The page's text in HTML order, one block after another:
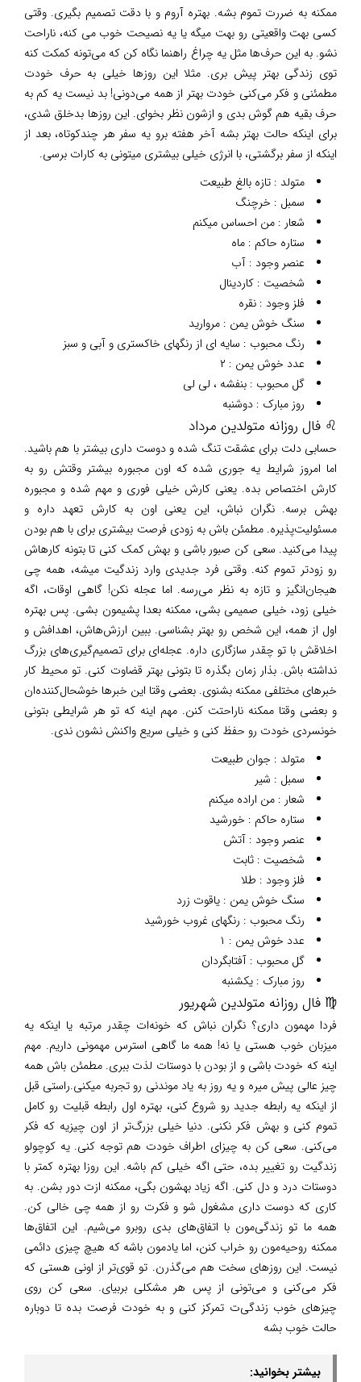
ممکنه به ضررت تموم بشه. بهتره آروم و با دقت تصمیم بگیری. وقتی
کسی بهت واقعیتی رو بهت میگه یا یه نصیحت خوب می کنه، ناراحت
نشو. به این حرف‌ها مثل یه چراغ راهنما نگاه کن که می‌تونه کمکت کنه
توی زندگی بهتر پیش بری. مثلا این روزها خیلی به حرف خودت
مطمئنی و فکر می‌کنی خودت بهتر از همه می‌دونی! بد نیست یه کم به
حرف بقیه هم گوش بدی و ازشون نظر بخوای. این روزها بدخلق شدی،
برای اینکه حالت بهتر بشه آخر هفته برو یه سفر هر چندکوتاه، بعد از
اینکه از سفر برگشتی، با انرژی خیلی بیشتری میتونی به کارات برسی.
متولد : تازه بالغ طبیعت
سمبل : خرچنگ
شعار : من احساس میکنم
ستاره حاکم : ماه
عنصر وجود : آب
شخصیت : کاردینال
فلز وجود : نقره
سنگ خوش یمن : مروارید
رنگ محبوب : سایه ای از رنگهای خاکستری و آبی و سبز
عدد خوش یمن : ۲
گل محبوب : بنفشه ، لی لی
روز مبارک : دوشنبه
♌ فال روزانه متولدین مرداد
حسابی دلت برای عشقت تنگ شده و دوست داری بیشتر با هم باشید.
اما امروز شرایط یه جوری شده که اون مجبوره بیشتر وقتش رو به
کارش اختصاص بده. یعنی کارش خیلی فوری و مهم شده و مجبوره
بهش برسه. نگران نباش، این یعنی اون به کارش تعهد داره و
مسئولیت‌پذیره. مطمئن باش به زودی فرصت بیشتری برای با هم بودن
پیدا می‌کنید. سعی کن صبور باشی و بهش کمک کنی تا بتونه کارهاش
رو زودتر تموم کنه. وقتی فرد جدیدی وارد زندگیت میشه، همه چی
هیجان‌انگیز و تازه به نظر می‌رسه. اما عجله نکن! گاهی اوقات، اگه
خیلی زود، خیلی صمیمی بشی، ممکنه بعدا پشیمون بشی. پس بهتره
اول از همه، این شخص رو بهتر بشناسی. ببین ارزش‌هاش، اهدافش و
اخلاقش با تو چقدر سازگاری داره. عجله‌ای برای تصمیم‌گیری‌های بزرگ
نداشته باش. بذار زمان بگذره تا بتونی بهتر قضاوت کنی. تو محیط کار
خبرهای مختلفی ممکنه بشنوی. بعضی وقتا این خبرها خوشحال‌کننده‌ان
و بعضی وقتا ممکنه ناراحتت کنن. مهم اینه که تو هر شرایطی بتونی
خونسردی خودت رو حفظ کنی و خیلی سریع واکنش نشون ندی.
متولد : جوان طبیعت
سمبل : شیر
شعار : من اراده میکنم
ستاره حاکم : خورشید
عنصر وجود : آتش
شخصیت : ثابت
فلز وجود : طلا
سنگ خوش یمن : یاقوت زرد
رنگ محبوب : رنگهای غروب خورشید
عدد خوش یمن : ۱
گل محبوب : آفتابگردان
روز مبارک : یکشنبه
♍ فال روزانه متولدین شهریور
فردا مهمون داری؟ نگران نباش که خونه‌ات چقدر مرتبه یا اینکه یه
میزبان خوب هستی یا نه! همه ما گاهی استرس مهمونی داریم. مهم
اینه که خودت باشی و از بودن با دوستات لذت ببری. مطمئن باش همه
چیز عالی پیش میره و یه روز به یاد موندنی رو تجربه میکنی.راستی قبل
از اینکه یه رابطه جدید رو شروع کنی، بهتره اول رابطه قبلیت رو کامل
تموم کنی و بهش فکر نکنی. دنیا خیلی بزرگ‌تر از اون چیزیه که فکر
می‌کنی. سعی کن به چیزای اطراف خودت هم توجه کنی. یه کوچولو
زندگیت رو تغییر بده، حتی اگه خیلی کم باشه. این روزا بهتره کمتر با
دوستات درد و دل کنی. اگه زیاد بهشون بگی، ممکنه ازت دور بشن. به
کاری که دوست داری مشغول شو و فکرت رو از همه چی خالی کن.
همه ما تو زندگی‌مون با اتفاق‌های بدی روبرو می‌شیم. این اتفاق‌ها
ممکنه روحیه‌مون رو خراب کنن، اما یادمون باشه که هیچ چیزی دائمی
نیست. این روزهای سخت هم می‌گذرن. تو قوی‌تر از اونی هستی که
فکر می‌کنی و می‌تونی از پس هر مشکلی بربیای. سعی کن روی
چیزهای خوب زندگی‌ت تمرکز کنی و به خودت فرصت بده تا دوباره
حالت خوب بشه
بیشتر بخوانید: